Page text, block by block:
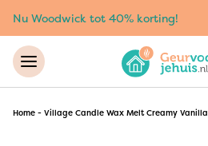
Nu Woodwick tot 40% korting!
Home - Village Candle Wax Melt Creamy Vanilla